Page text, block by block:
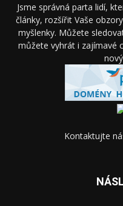
Jsme správná parta lidí,
články, rozšířit Vaše
myšlenky. Můžete
můžete vyhrát i zajímavé
Kontaktujte